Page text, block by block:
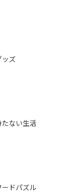
ッズ
ない生活
ードパズル